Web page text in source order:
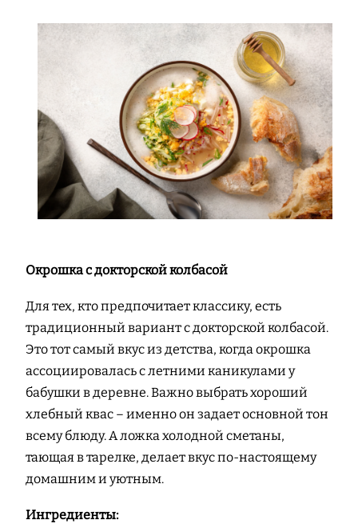
Окрошка с докторской колбасой
Для тех, кто предпочитает классику, есть
традиционный вариант с докторской колбасой.
Это тот самый вкус из детства, когда окрошка
ассоциировалась с летними каникулами у
бабушки в деревне. Важно выбрать хороший
хлебный квас – именно он задает основной тон
всему блюду. А ложка холодной сметаны,
тающая в тарелке, делает вкус по-настоящему
домашним и уютным.
Ингредиенты: